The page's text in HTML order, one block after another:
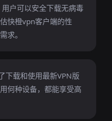
户可以安全下载无病毒
快橙vpn客户端的性
求。
下载和使用最新VPN版
何种设备，都能享受高